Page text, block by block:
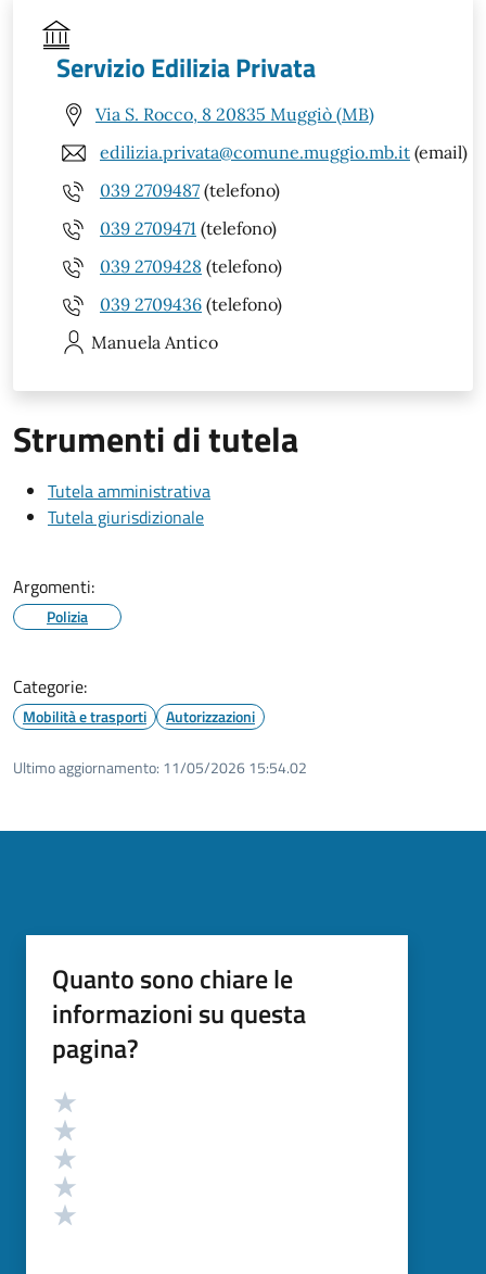
Servizio Edilizia Privata
Via S. Rocco, 8 20835 Muggiò (MB)
edilizia.privata@comune.muggio.mb.it (email)
039 2709487 (telefono)
039 2709471 (telefono)
039 2709428 (telefono)
039 2709436 (telefono)
Manuela Antico
Strumenti di tutela
Tutela amministrativa
Tutela giurisdizionale
Argomenti:
Polizia
Categorie:
Mobilità e trasporti Autorizzazioni
Ultimo aggiornamento: 11/05/2026 15:54.02
Quanto sono chiare le
informazioni su questa
pagina?
Valutazione